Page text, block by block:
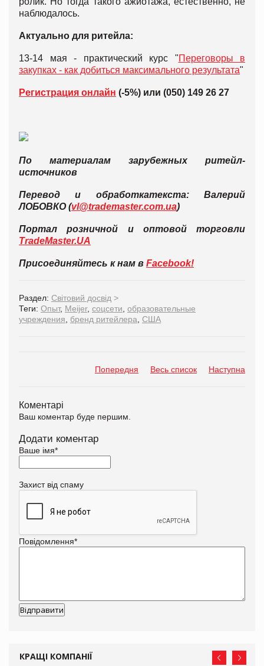
наблюдалось.
Актуально для ритейла:
13-14 мая - практический курс "Переговоры в
закупках - как добиться максимального результата"
Регистрация онлайн (-5%) или (050) 149 26 27
По материалам зарубежных ритейл-
источников
Перевод и обработкатекста: Валерий
ЛОБОВКО (vl@trademaster.com.ua)
Портал розничной и оптовой торговли
TradeMaster.UA
Присоединяйтесь к нам в Facebook!
Раздел: Світовий досвід >
Теги: Опыт, Meijer, соцсети, образовательные
учреждения, бренд ритейлера, США
Попередня Весь список Наступна
Коментарі
Ваш коментар буде першим.
Додати коментар
Ваше імя*
Захист від спаму
Повідомлення*
КРАЩІ КОМПАНІЇ